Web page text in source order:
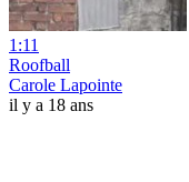
1:11
Roofball
Carole Lapointe
il y a 18 ans